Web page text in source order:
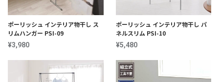
ポーリッシュ インテリア物干し ス
リムハンガー PSI-09
¥3,980
ポーリッシュ インテリア物干し パ
ネルスリム PSI-10
¥5,480